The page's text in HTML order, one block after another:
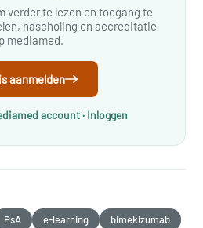
verder te lezen en toegang te
nascholing en accreditatie
mediamed.
aanmelden
account · Inloggen
PsA e-learning
bimekizumab